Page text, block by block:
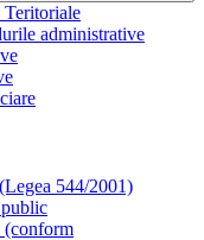
administrative
544/2001)
(conform